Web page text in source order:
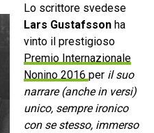
Lo scrittore svedese
Lars Gustafssonha
vinto il prestigioso
Premio Internazionale
Nonino 2016 per il suo
narrare (anche in versi)
unico, sempre ironico
con se stesso, immerso